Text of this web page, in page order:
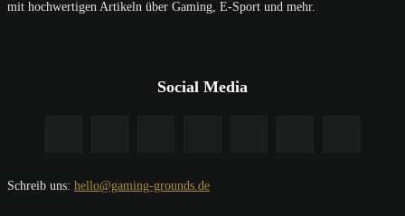
mit hochwertigen Artikeln über Gaming, E-Sport und mehr.
Social Media
Schreib uns: hello@gaming-grounds.de